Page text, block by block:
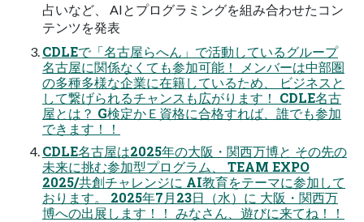
占いなど、 AIとプログラミングを組み合わせたコン
テンツを発表
CDLEで「名古屋らへん」で活動しているグループ
名古屋に関係なくても参加可能！ メンバーは中部圏
の多種多様な企業に在籍しているため、 ビジネスと
して繋げられるチャンスも広がります！ CDLE名古
屋とは？ G検定かＥ資格に合格すれば、誰でも参加
できます！！
CDLE名古屋は2025年の大阪・関西万博と その先の
未来に挑む参加型プログラム、 TEAM EXPO
2025/共創チャレンジに AI教育をテーマに参加して
おります。 2025年7月23日（水）に 大阪・関西万
博への出展します！！ みなさん、遊びに来てね！！